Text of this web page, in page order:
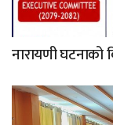
नारायणी घटनाको